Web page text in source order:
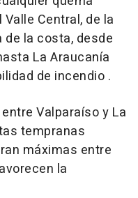
Central, de la
la costa, desde
La Araucanía
de incendio .
Valparaíso y La
tempranas
máximas entre
la